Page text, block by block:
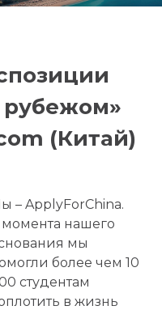
рубежом»
(Китай)
– ApplyForChina.
нашего
мы
более чем 10
студентам
в жизнь